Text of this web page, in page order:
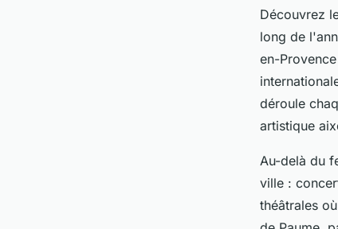
Découvrez
long de
en-
déroule
artistique
Au-delà du
ville :
théâtrales